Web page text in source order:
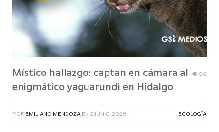
Místico hallazgo: captan en cámara al
enigmático yaguarundi en Hidalgo
58
POR EMILIANO MENDOZA EN 2 JUNIO, 2026 ECOLOGÍA